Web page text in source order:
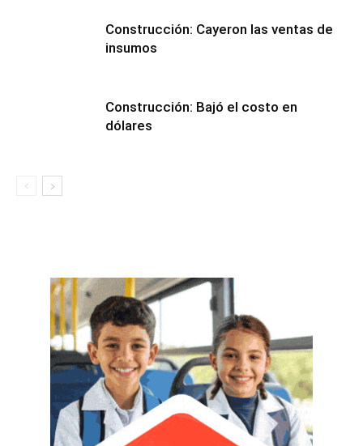
Construcción: Cayeron las ventas de
insumos
Construcción: Bajó el costo en
dólares